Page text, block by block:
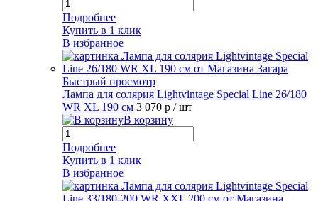
Подробнее
Купить в 1 клик
В избранное
Быстрый просмотр
Лампа для солярия Lightvintage Special Line 26/180
WR XL 190 см 3 070 р / шт
В корзину
Подробнее
Купить в 1 клик
В избранное